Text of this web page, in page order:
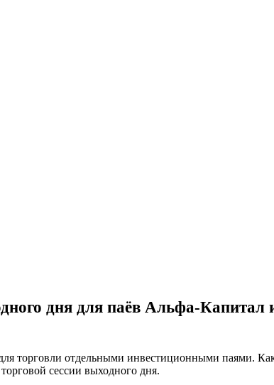
дня для паёв Альфа-
торговли отдельными инвестиционными паями.
сессии выходного дня.